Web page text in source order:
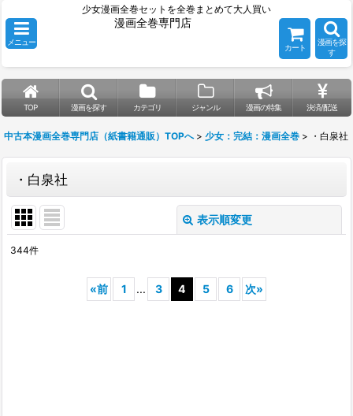
少女漫画全巻セットを全巻まとめて大人買い
メニュー
漫画全巻専門店
カート
漫画を探
す
TOP 漫画を探す カテゴリ ジャンル 漫画の特集 決済/配送
中古本漫画全巻専門店（紙書籍通販）TOPへ > 少女：完結：漫画全巻 > ・白泉社
・白泉社
表示順変更
344件
«前 1 ... 3 4 5 6 次»